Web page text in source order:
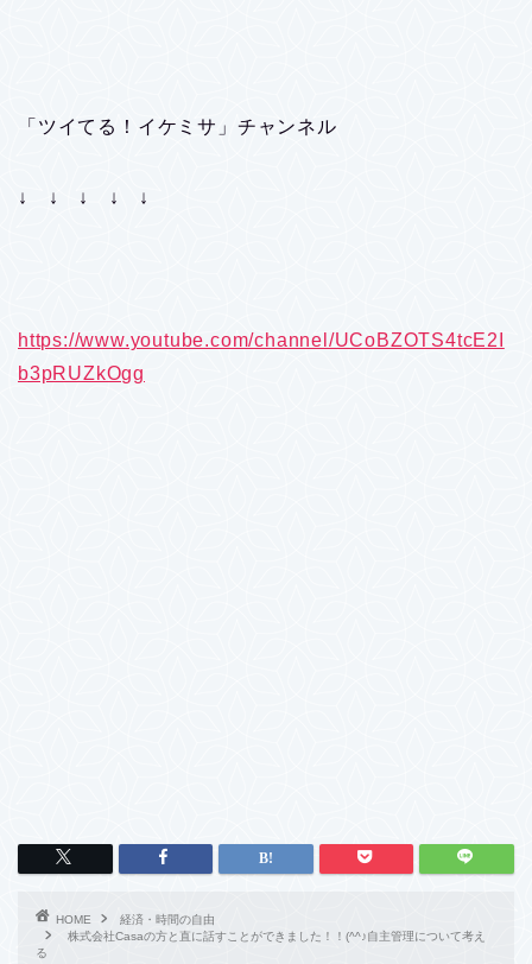
「ツイてる！イケミサ」チャンネル
↓ ↓ ↓ ↓ ↓
https://www.youtube.com/channel/UCoBZOTS4tcE2I
b3pRUZkOgg
HOME
経済・時間の自由
株式会社Casaの方と直に話すことができました！！(^^♪自主管理について考え
る